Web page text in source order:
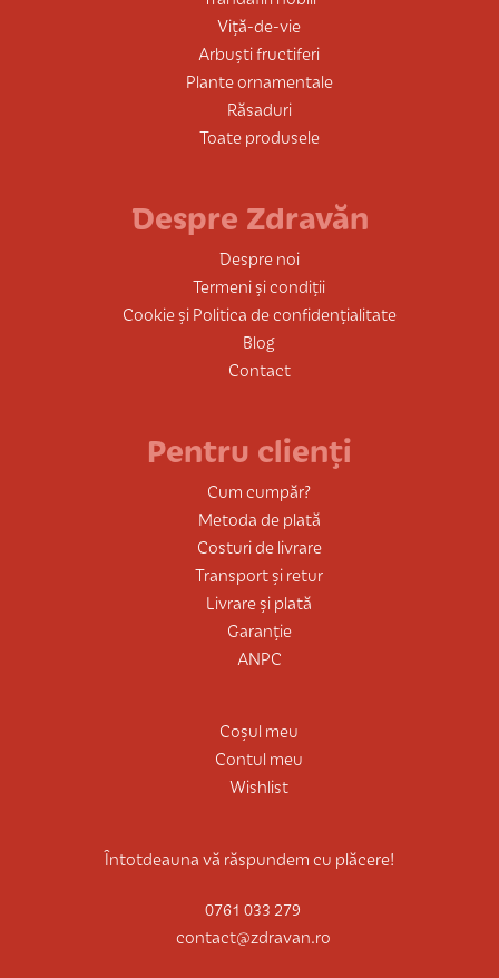
Viță-de-vie
Arbuști fructiferi
Plante ornamentale
Răsaduri
Toate produsele
Despre Zdravăn
Despre noi
Termeni și condiții
Cookie și Politica de confidențialitate
Blog
Contact
Pentru clienți
Cum cumpăr?
Metoda de plată
Costuri de livrare
Transport și retur
Livrare și plată
Garanție
ANPC
Coșul meu
Contul meu
Wishlist
Întotdeauna vă răspundem cu plăcere!
0761 033 279
contact@zdravan.ro